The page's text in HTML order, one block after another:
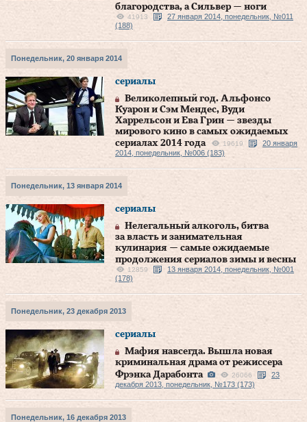
благородства, а Сильвер — ноги
41913
27 января 2014, понедельник, №011
(188)
Понедельник, 20 января 2014
сериалы
Великолепный год. Альфонсо
Куарон и Сэм Мендес, Вуди
Харрельсон и Ева Грин — звезды
мирового кино в самых ожидаемых
сериалах 2014 года
19619
20 января
2014, понедельник, №006 (183)
Понедельник, 13 января 2014
сериалы
Нелегальный алкоголь, битва
за власть и занимательная
кулинария — самые ожидаемые
продолжения сериалов зимы и весны
12859
13 января 2014, понедельник, №001
(178)
Понедельник, 23 декабря 2013
сериалы
Мафия навсегда. Вышла новая
криминальная драма от режиссера
Фрэнка Дарабонта
26066
23
декабря 2013, понедельник, №173 (173)
Понедельник, 16 декабря 2013